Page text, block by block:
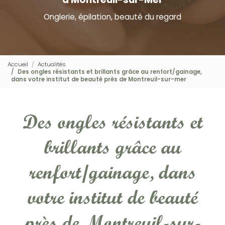
Onglerie, épilation, beauté du regard
Accueil
Actualités
Des ongles résistants et brillants grâce au renfort/gainage,
dans votre institut de beauté près de Montreuil-sur-mer
Des ongles résistants et
brillants grâce au
renfort/gainage, dans
votre institut de beauté